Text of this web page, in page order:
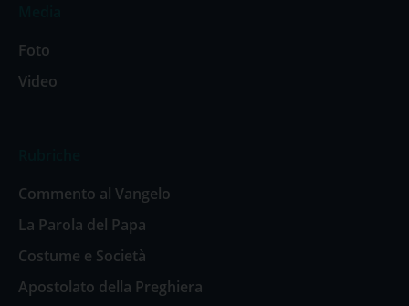
Foto
Video
Commento al Vangelo
La Parola del Papa
Costume e Società
Apostolato della Preghiera